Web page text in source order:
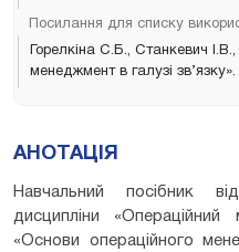
Посилання для списку
Горелкіна С.Б., Станкевич
менеджмент в галузі
АНОТАЦІЯ
Навчальний посібник
дисципліни
«Основи операційного